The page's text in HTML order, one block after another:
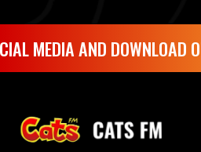
MEDIA AND DOWNLOAD